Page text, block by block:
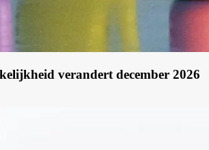
verandert december 2026